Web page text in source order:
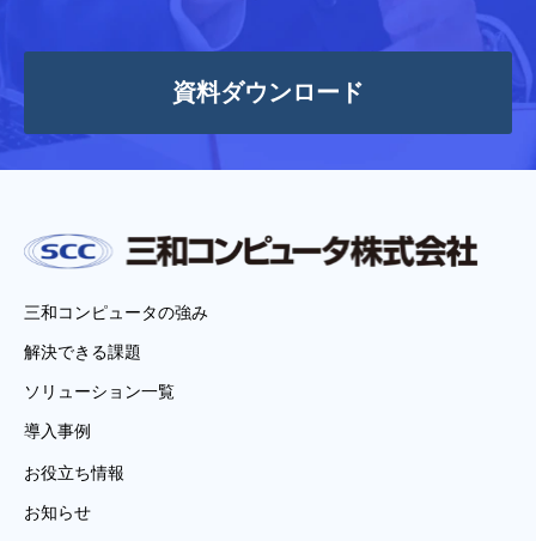
資料ダウンロード
三和コンピュータの強み
解決できる課題
ソリューション一覧
導入事例
お役立ち情報
お知らせ